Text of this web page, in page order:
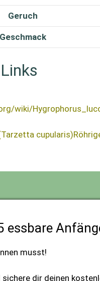
Geruch
Geschmack
wiki/
cupularis)
essbare
musst!
dir deinen